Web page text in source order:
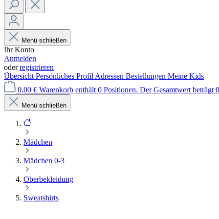
Menü schließen
Ihr Konto
Anmelden
oderregistrieren
Übersicht Persönliches Profil Adressen Bestellungen Meine Kids
0,00 € Warenkorb enthält 0 Positionen. Der Gesamtwert beträgt
Menü schließen
Mädchen
Mädchen 0-3
Oberbekleidung
Sweatshirts